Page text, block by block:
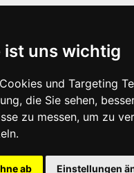
ist uns wichtig
und Targeting
die Sie sehen,
zu messen, um zu
ab Einstellungen